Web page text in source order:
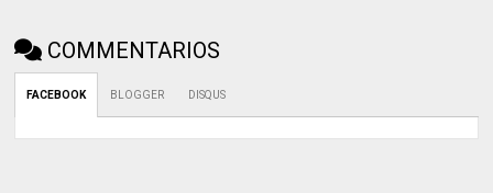
COMMENTARIOS
FACEBOOK BLOGGER DISQUS